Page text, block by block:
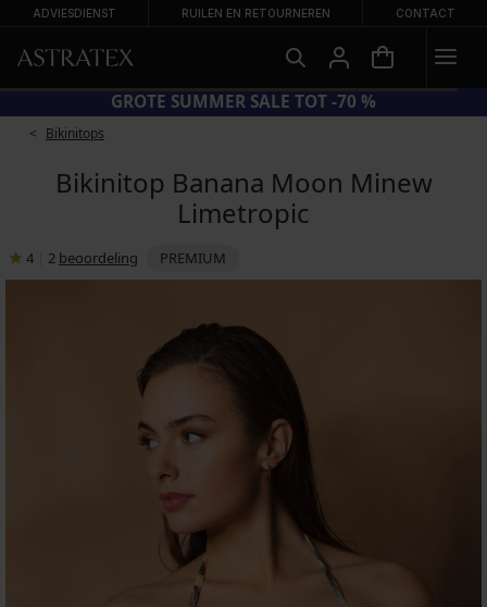
ADVIESDIENST RUILEN EN RETOURNEREN CONTACT
CODE BRA20 = BH'S -20%
Bikinitops
Bikinitop Banana Moon Minew
Limetropic
4 2 beoordeling PREMIUM